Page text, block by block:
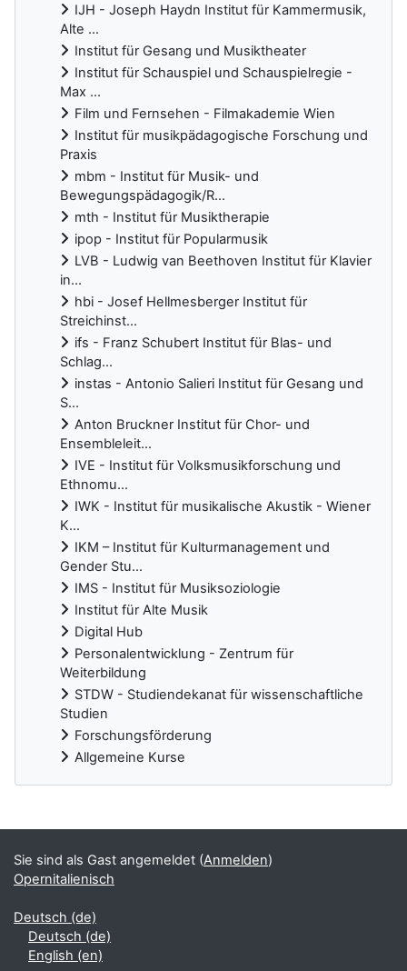
IJH - Joseph Haydn Institut für Kammermusik,
Alte ...
Institut für Gesang und Musiktheater
Institut für Schauspiel und Schauspielregie -
Max ...
Film und Fernsehen - Filmakademie Wien
Institut für musikpädagogische Forschung und
Praxis
mbm - Institut für Musik- und
Bewegungspädagogik/R...
mth - Institut für Musiktherapie
ipop - Institut für Popularmusik
LVB - Ludwig van Beethoven Institut für Klavier
in...
hbi - Josef Hellmesberger Institut für
Streichinst...
ifs - Franz Schubert Institut für Blas- und
Schlag...
instas - Antonio Salieri Institut für Gesang und
S...
Anton Bruckner Institut für Chor- und
Ensembleleit...
IVE - Institut für Volksmusikforschung und
Ethnomu...
IWK - Institut für musikalische Akustik - Wiener
K...
IKM – Institut für Kulturmanagement und
Gender Stu...
IMS - Institut für Musiksoziologie
Institut für Alte Musik
Digital Hub
Personalentwicklung - Zentrum für
Weiterbildung
STDW - Studiendekanat für wissenschaftliche
Studien
Forschungsförderung
Allgemeine Kurse
Ergänzungsblöcke
Sie sind als Gast angemeldet (Anmelden)
Opernitalienisch
Deutsch ‎(de)‎
Deutsch ‎(de)‎
English ‎(en)‎